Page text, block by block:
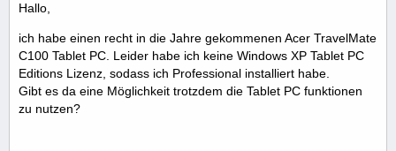
Hallo,
ich habe einen recht in die Jahre gekommenen Acer TravelMate
C100 Tablet PC. Leider habe ich keine Windows XP Tablet PC
Editions Lizenz, sodass ich Professional installiert habe.
Gibt es da eine Möglichkeit trotzdem die Tablet PC funktionen
zu nutzen?